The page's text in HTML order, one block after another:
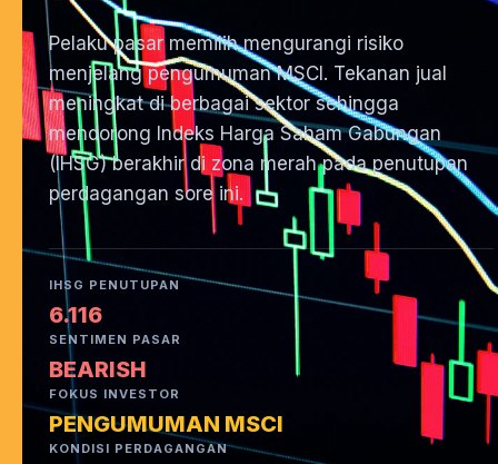
Pelaku pasar memilih mengurangi risiko
menjelang pengumuman MSCI. Tekanan jual
meningkat di berbagai sektor sehingga
mendorong Indeks Harga Saham Gabungan
(IHSG) berakhir di zona merah pada penutupan
perdagangan sore ini.
IHSG PENUTUPAN
6.116
SENTIMEN PASAR
BEARISH
FOKUS INVESTOR
PENGUMUMAN MSCI
KONDISI PERDAGANGAN